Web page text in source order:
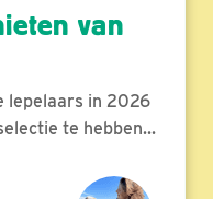
van
lepelaars in 2026
te hebben...